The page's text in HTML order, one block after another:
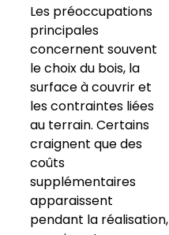
Les préoccupations
principales
concernent souvent
le choix du bois, la
surface à couvrir et
les contraintes liées
au terrain. Certains
craignent que des
coûts
supplémentaires
apparaissent
pendant la réalisation,